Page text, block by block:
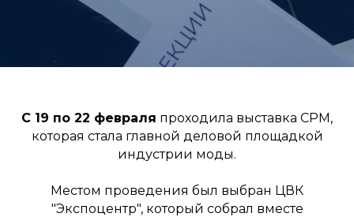
С 19 по 22 февраля проходила выставка CPM,
которая стала главной деловой площадкой
индустрии моды.
Местом проведения был выбран ЦВК
"Экспоцентр", который собрал вместе